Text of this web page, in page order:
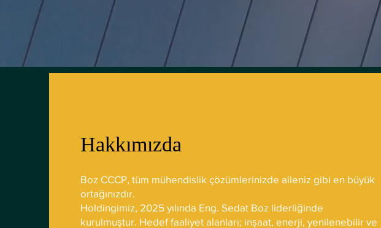
Hakkımızda
Boz CCCP, tüm mühendislik çözümlerinizde aileniz gibi en büyük
ortağınızdır.
Holdingimiz, 2025 yılında Eng. Sedat Boz liderliğinde
kurulmuştur. Hedef faaliyet alanları; inşaat, enerji, yenilenebilir ve